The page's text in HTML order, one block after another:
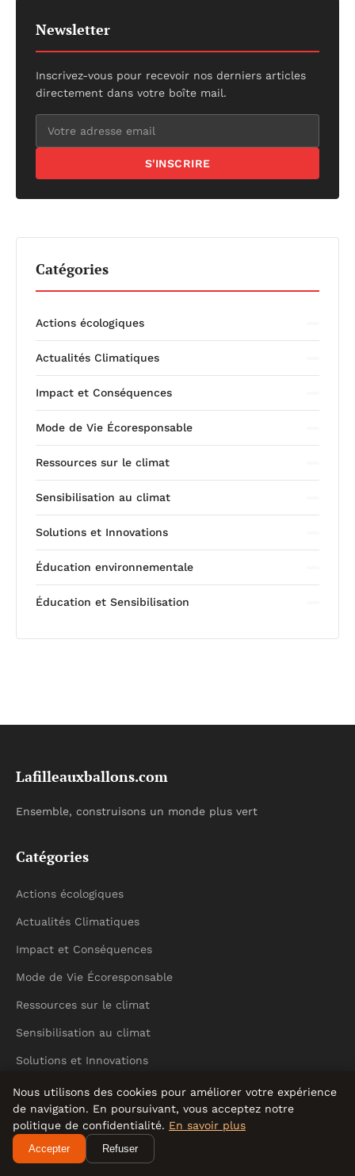
Newsletter
Inscrivez-vous pour recevoir nos derniers articles
directement dans votre boîte mail.
S'INSCRIRE
Catégories
Actions écologiques
Actualités Climatiques
Impact et Conséquences
Mode de Vie Écoresponsable
Ressources sur le climat
Sensibilisation au climat
Solutions et Innovations
Éducation environnementale
Éducation et Sensibilisation
Lafilleauxballons.com
Ensemble, construisons un monde plus vert
Catégories
Actions écologiques
Actualités Climatiques
Impact et Conséquences
Mode de Vie Écoresponsable
Ressources sur le climat
Sensibilisation au climat
Solutions et Innovations
Éducation environnementale
Éducation et Sensibilisation
Liens utiles
Nous utilisons des cookies pour améliorer votre expérience
de navigation. En poursuivant, vous acceptez notre
politique de confidentialité. En savoir plus
Accepter Refuser